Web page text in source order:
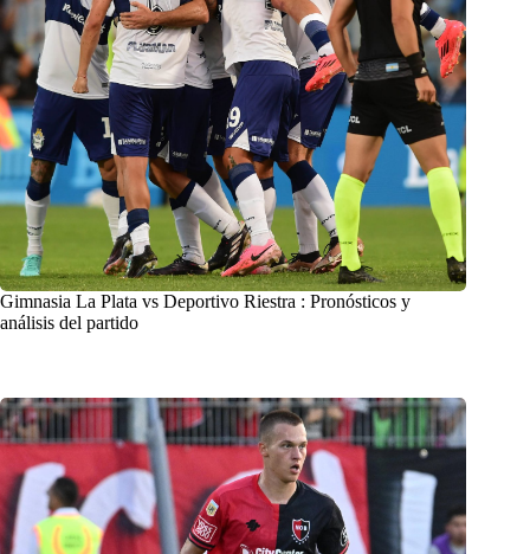
Gimnasia La Plata vs Deportivo Riestra : Pronósticos y
análisis del partido